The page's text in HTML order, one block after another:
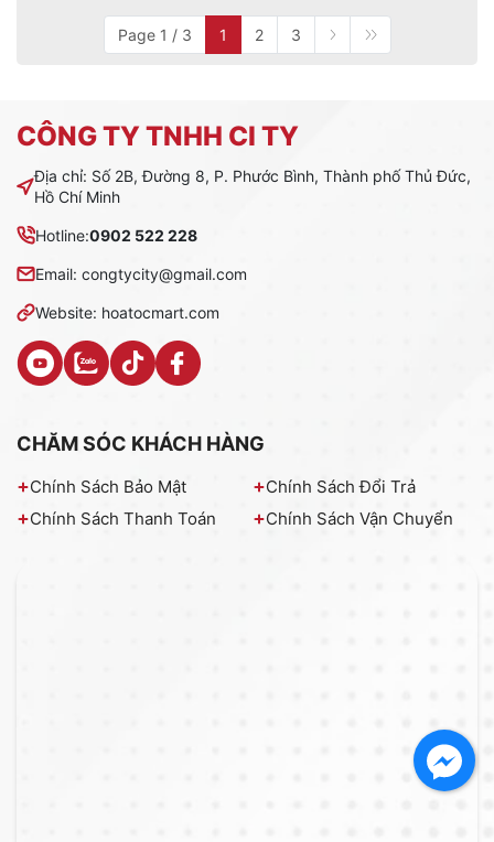
Page 1 / 3 1 2 3
CÔNG TY TNHH CI TY
Địa chỉ: Số 2B, Đường 8, P. Phước Bình, Thành phố Thủ Đức,
Hồ Chí Minh
Hotline:0902 522 228
Email: congtycity@gmail.com
Website: hoatocmart.com
CHĂM SÓC KHÁCH HÀNG
Chính Sách Bảo Mật
Chính Sách Đổi Trả
Chính Sách Thanh Toán
Chính Sách Vận Chuyển